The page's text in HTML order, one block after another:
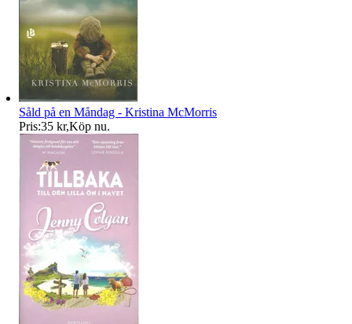
Såld på en Måndag - Kristina McMorris
Pris:35 kr,Köp nu.